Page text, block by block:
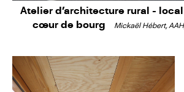
Atelier d'architecture rural -
cœur de bourg
Mickaël Hébert,